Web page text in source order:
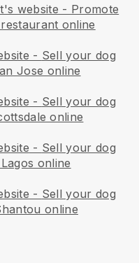
website - Promote
online
- Sell your dog
Jose online
- Sell your dog
online
- Sell your dog
online
- Sell your dog
online